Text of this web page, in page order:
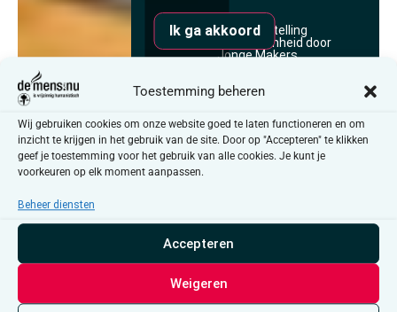
Toestemming beheren
Wij gebruiken cookies om onze website goed te laten functioneren en om
inzicht te krijgen in het gebruik van de site. Door op "Accepteren" te klikken
geef je toestemming voor het gebruik van alle cookies. Je kunt je
voorkeuren op elk moment aanpassen.
Beheer diensten
Accepteren
Weigeren
Ik ga akkoord
Gezelschapsspelen zijn altijd
fun, speel met ons mee
tijdens het pretcafé! We
kiezen samen een spel uit en
spreken af in welke taal we
gaan spelen (Frans of
Nederlands). Iedereen mag
verzekerd.
Wanneer?
Tentoonstelling
Verbondenheid door
Jonge Makers
Yarnbombing Café
7 augustus Vilvoorde